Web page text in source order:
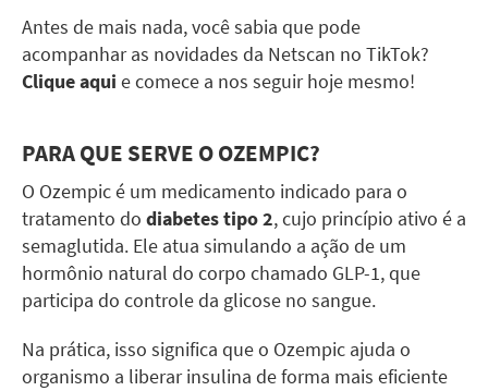
Antes de mais nada, você sabia que pode
acompanhar as novidades da Netscan no TikTok?
Clique aqui e comece a nos seguir hoje mesmo!
PARA QUE SERVE O OZEMPIC?
O Ozempic é um medicamento indicado para o
tratamento do diabetes tipo 2, cujo princípio ativo é a
semaglutida. Ele atua simulando a ação de um
hormônio natural do corpo chamado GLP-1, que
participa do controle da glicose no sangue.
Na prática, isso significa que o Ozempic ajuda o
organismo a liberar insulina de forma mais eficiente